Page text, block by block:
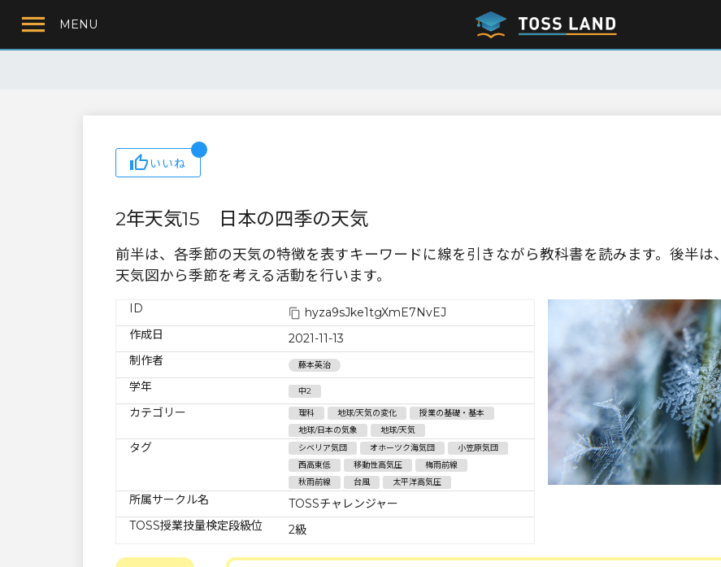
MENU
いいね
2年天気15 日本の四季の天気
前半は、各季節の天気の特徴を表すキーワードに線を引きながら教科書を読みます。後半は、
天気図から季節を考える活動を行います。
ID
hyza9sJke1tgXmE7NvEJ
作成日
2021-11-13
制作者
藤本英治
学年 中2
カテゴリー 理科 地球/天気の変化
授業の基礎・基本
地球/日本の気象
地球/天気
タグ シベリア気団 オホーツク海気団
小笠原気団
西高東低
移動性高気圧
梅雨前線
秋雨前線
台風 太平洋高気圧
所属サークル名
TOSSチャレンジャー
TOSS授業技量検定段級位
2級